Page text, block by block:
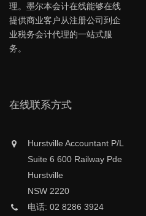
理。墨尔本会计在线能够在线
提供商业客户从注册公司到企
业税务会计代理的一站式服
务。
在线联系方式
Hurstville Accountant P/L
Suite 6 600 Railway Pde
Hurstville
NSW 2220
电话: 02 8286 3924